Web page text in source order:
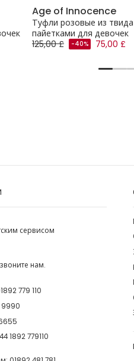
Age of Innocence
Туфли розовые из
пайетками для девочек
125,00 £
-40% 75,00 £
сервисом
нам.
779 110
9990
1892 779110